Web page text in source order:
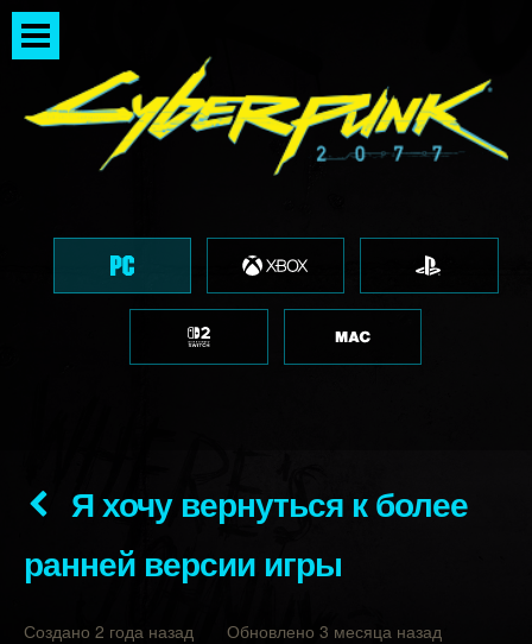
Я хочу вернуться к более
ранней версии игры
Создано 2 года назад Обновлено 3 месяца назад